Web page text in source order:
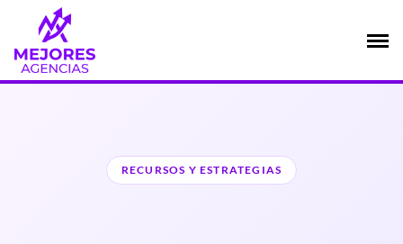
contenido
RECURSOS Y ESTRATEGIAS